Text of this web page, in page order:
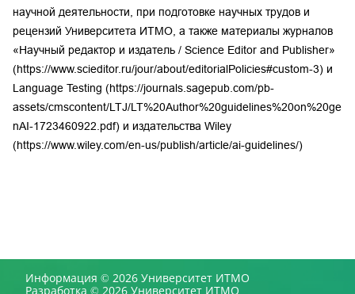
научной деятельности, при подготовке научных трудов и
рецензий Университета ИТМО, а также материалы журналов
«Научный редактор и издатель / Science Editor and Publisher»
(https://www.scieditor.ru/jour/about/editorialPolicies#custom-3) и
Language Testing (https://journals.sagepub.com/pb-
assets/cmscontent/LTJ/LT%20Author%20guidelines%20on%20ge
nAI-1723460922.pdf) и издательства Wiley
(https://www.wiley.com/en-us/publish/article/ai-guidelines/)
Информация © 2026 Университет ИТМО
Разработка © 2026 Университет ИТМО